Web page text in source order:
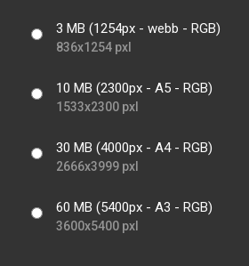
3 MB (1254px - webb - RGB)
836x1254 pxl
10 MB (2300px - A5 - RGB)
1533x2300 pxl
30 MB (4000px - A4 - RGB)
2666x3999 pxl
60 MB (5400px - A3 - RGB)
3600x5400 pxl